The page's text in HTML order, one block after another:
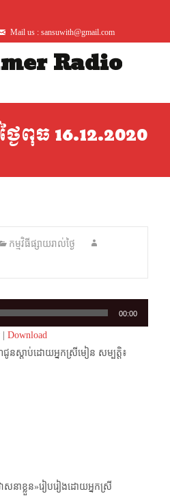
Mail us : sansuwith@gmail.com
Radio
ៃពុធ 16.12.2020
កម្មវិធីផ្សាយរាល់ថ្ងៃ
00:00
Download
ជូនស្តាប់ដោយអ្នកស្រីមៀន សម្បត្តិ៖
សនាខ្លួន»រៀបរៀងដោយអ្នកស្រី